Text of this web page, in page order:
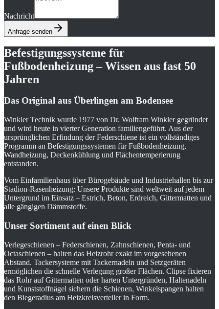
Nachricht
Anfrage senden
Befestigungssysteme für
Fußbodenheizung – Wissen aus fast 50
Jahren
Das Original aus Überlingen am Bodensee
Winkler Technik wurde 1977 von Dr. Wolfram Winkler gegründet
und wird heute in vierter Generation familiengeführt. Aus der
ursprünglichen Erfindung der Federschiene ist ein vollständiges
Programm an Befestigungssystemen für Fußbodenheizung,
Wandheizung, Deckenkühlung und Flächentemperierung
entstanden.
Vom Einfamilienhaus über Bürogebäude und Industriehallen bis zur
Stadion-Rasenheizung: Unsere Produkte sind weltweit auf jedem
Untergrund im Einsatz – Estrich, Beton, Erdreich, Gittermatten und
alle gängigen Dämmstoffe.
Unser Sortiment auf einen Blick
Verlegeschienen – Federschienen, Zahnschienen, Penta- und
Octaschienen – halten das Heizrohr exakt im vorgesehenen
Abstand. Tackersysteme mit Tackernadeln und Setzgeräten
ermöglichen die schnelle Verlegung großer Flächen. Clipse fixieren
das Rohr auf Gittermatten oder harten Untergründen, Haltenadeln
und Kunststoffnägel sichern die Schienen, Winkelspangen halten
den Biegeradius am Heizkreisverteiler in Form.